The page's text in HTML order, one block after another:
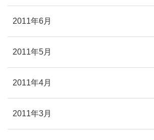
2011年6月
2011年5月
2011年4月
2011年3月